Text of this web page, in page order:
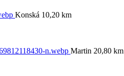
Konská 10,20 km
Martin 20,80 km